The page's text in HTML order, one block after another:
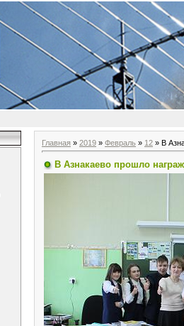
Главная » 2019 » Февраль » 12 » В
В Азнакаево прошло